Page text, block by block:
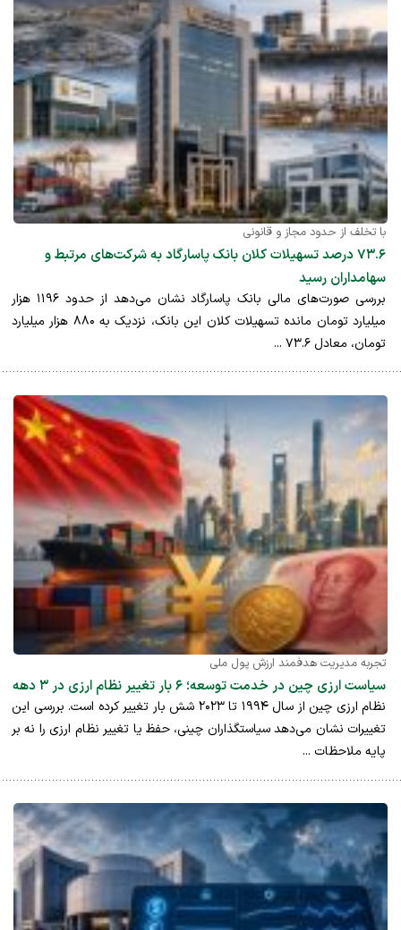
با تخلف از حدود مجاز و قانونی
۷۳.۶ درصد تسهیلات کلان بانک پاسارگاد به شرکت‌های مرتبط و
سهامداران رسید
بررسی صورت‌های مالی بانک پاسارگاد نشان می‌دهد از حدود ۱۱۹۶ هزار
میلیارد تومان مانده تسهیلات کلان این بانک، نزدیک به ۸۸۰ هزار میلیارد
تومان، معادل ۷۳.۶ ...
تجربه مدیریت هدفمند ارزش پول ملی
سیاست ارزی چین در خدمت توسعه؛ ۶ بار تغییر نظام ارزی در ۳ دهه
نظام ارزی چین از سال ۱۹۹۴ تا ۲۰۲۳ شش بار تغییر کرده است. بررسی این
تغییرات نشان می‌دهد سیاستگذاران چینی، حفظ یا تغییر نظام ارزی را نه بر
پایه ملاحظات ...